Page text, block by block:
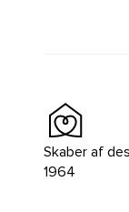
Skaber af
1964